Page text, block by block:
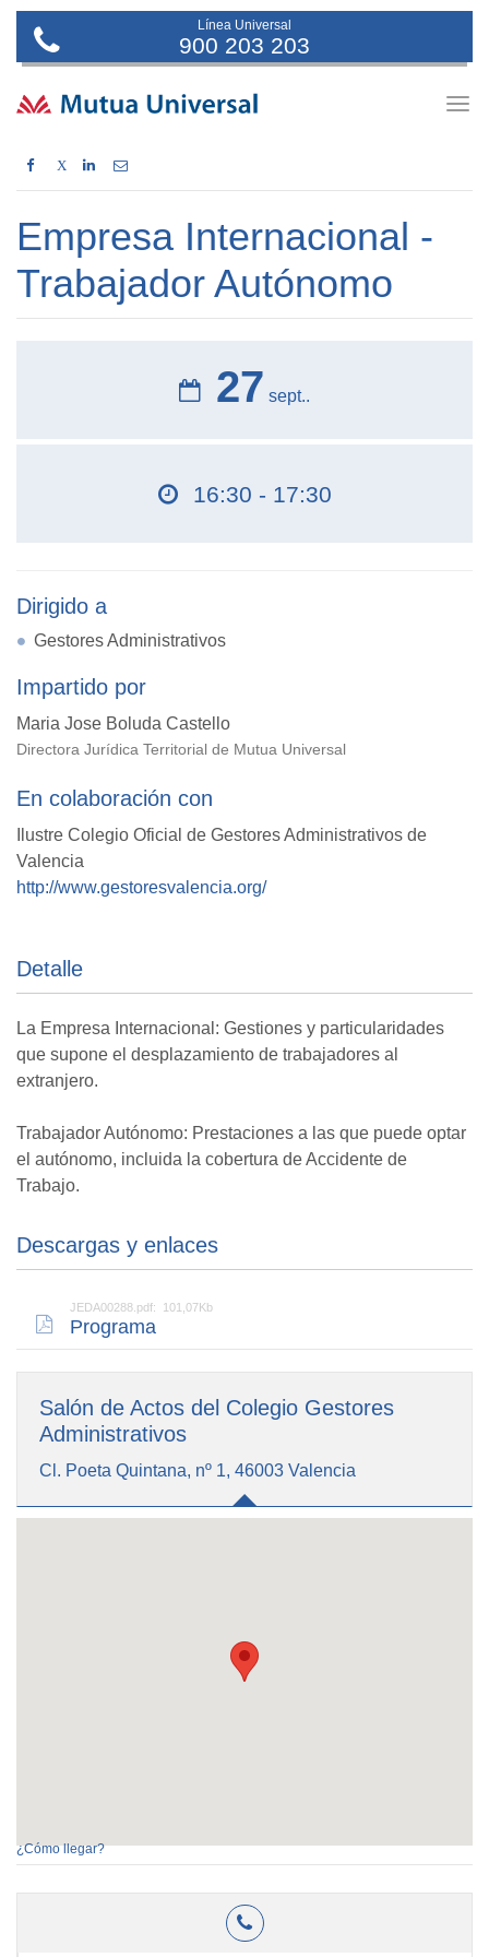
Línea Universal
900 203 203
X
Empresa Internacional -
Trabajador Autónomo
27 sept..
16:30 - 17:30
Dirigido a
Gestores Administrativos
Impartido por
Maria Jose Boluda Castello
Directora Jurídica Territorial de Mutua Universal
En colaboración con
Ilustre Colegio Oficial de Gestores Administrativos de
Valencia
http://www.gestoresvalencia.org/
Detalle
La Empresa Internacional: Gestiones y particularidades
que supone el desplazamiento de trabajadores al
extranjero.
Trabajador Autónomo: Prestaciones a las que puede optar
el autónomo, incluida la cobertura de Accidente de
Trabajo.
Descargas y enlaces
JEDA00288.pdf: 101,07Kb
Programa
Salón de Actos del Colegio Gestores
Administrativos
Cl. Poeta Quintana, nº 1, 46003 Valencia
¿Cómo llegar?